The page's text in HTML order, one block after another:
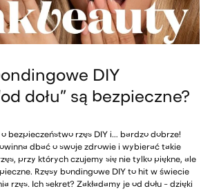
DIY
dołu” są bezpieczne?
bezpieczeństwo rzęs DIY i… bardzo dobrze!
dbać o swoje zdrowie i wybierać takie
przy których czujemy się nie tylko piękne, ale
Rzęsy bondingowe DIY to hit w świecie
rzęs. Ich sekret? Zakładamy je od dołu – dzięki